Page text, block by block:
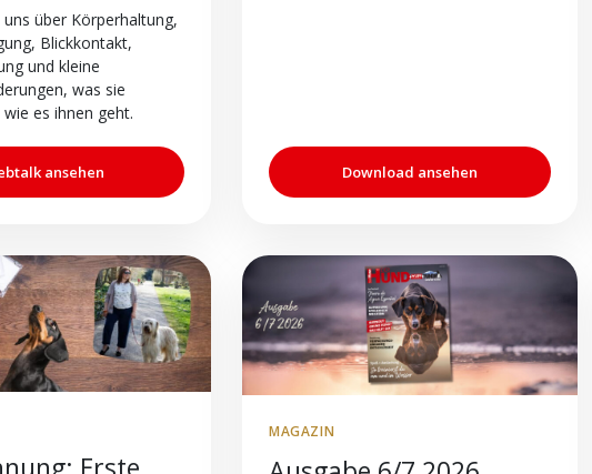
uns über Körperhaltung,
Blickkontakt,
und kleine
was sie
es ihnen geht.
ansehen Download ansehen
MAGAZIN